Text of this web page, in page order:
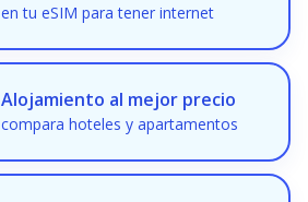
en tu eSIM para tener internet
Alojamiento al mejor precio
compara hoteles y apartamentos